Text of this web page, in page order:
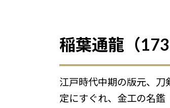
稲葉通龍（
江戸時代中期の版元、
定にすぐれ、金工の名鑑